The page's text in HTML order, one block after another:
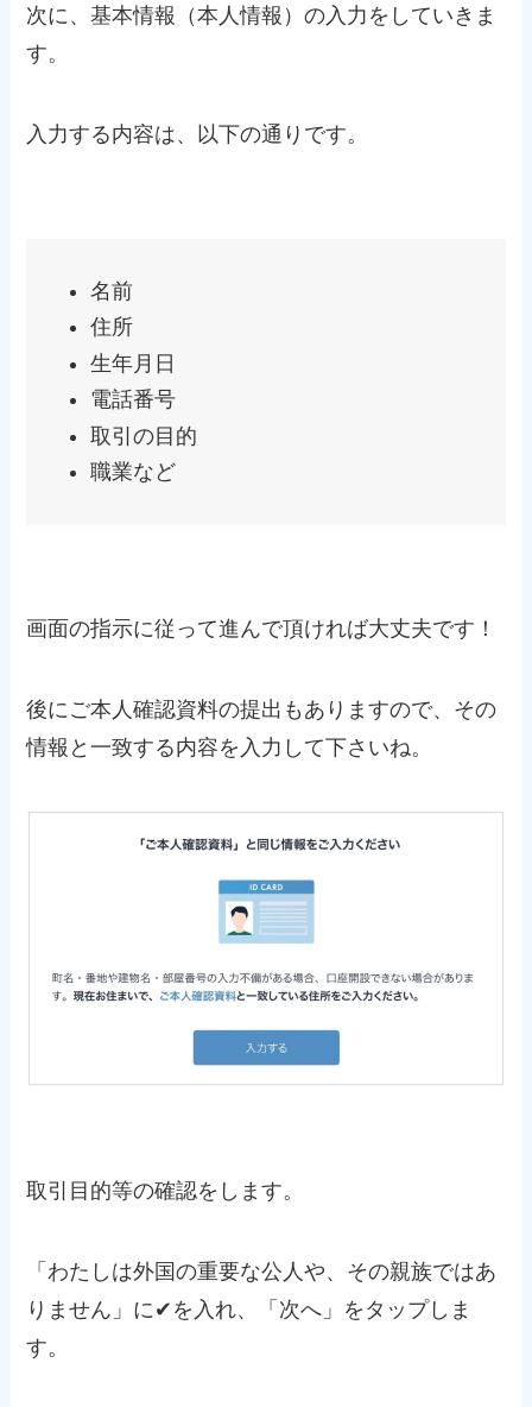
次に、基本情報（本人情報）の入力をしていきま
す。
入力する内容は、以下の通りです。
名前
住所
生年月日
電話番号
取引の目的
職業など
画面の指示に従って進んで頂ければ大丈夫です！
後にご本人確認資料の提出もありますので、その
情報と一致する内容を入力して下さいね。
取引目的等の確認をします。
「わたしは外国の重要な公人や、その親族ではあ
りません」に✔︎を入れ、「次へ」をタップしま
す。